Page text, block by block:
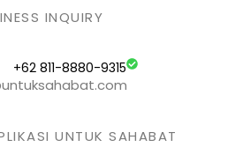
INQUIRY
+62 811-8880-9315
UNTUK SAHABAT